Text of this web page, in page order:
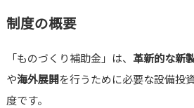
制度の概要
「ものづくり補助金」は、 革新的な新
や海外展開を行うために必要な設備投
度です。